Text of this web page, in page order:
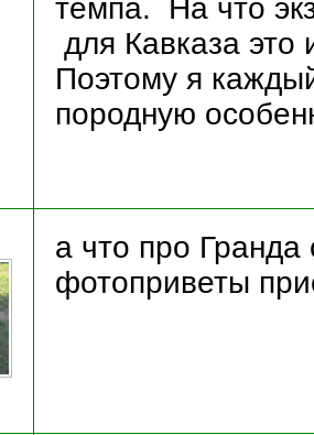
темпа. На что
для Кавказа это
Поэтому я
породную
а что про
фотоприветы